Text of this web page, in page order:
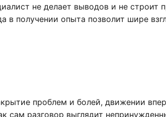
не делает выводов и не строит
в получении опыта позволит шире
проблем и болей, движении
сам разговор выглядит